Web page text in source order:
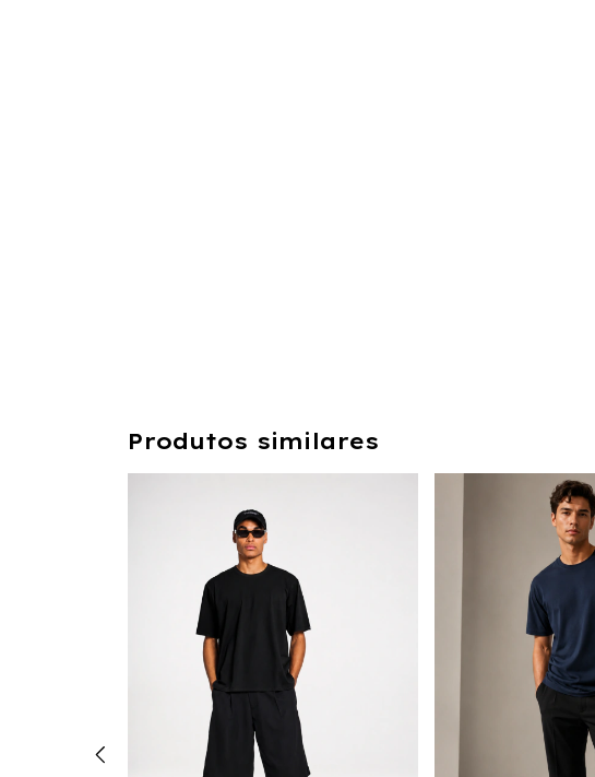
Produtos similares